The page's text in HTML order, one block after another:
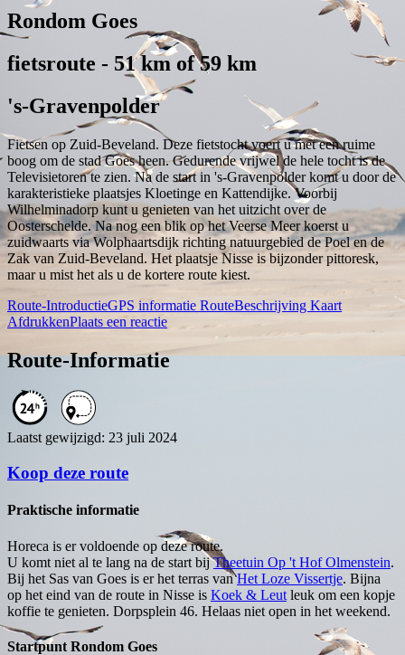
Rondom Goes
fietsroute - 51 km of 59 km
's-Gravenpolder
Fietsen op Zuid-Beveland. Deze fietstocht voert u met een ruime
boog om de stad Goes heen. Gedurende vrijwel de hele tocht is de
Televisietoren te zien. Na de start in 's-Gravenpolder komt u door de
karakteristieke plaatsjes Kloetinge en Kattendijke. Voorbij
Wilhelminadorp kunt u genieten van het uitzicht over de
Oosterschelde. Na nog een blik op het Veerse Meer koerst u
zuidwaarts via Wolphaartsdijk richting natuurgebied de Poel en de
Zak van Zuid-Beveland. Het plaatsje Nisse is bijzonder pittoresk,
maar u mist het als u de kortere route kiest.
Route-IntroductieGPS informatie RouteBeschrijving Kaart
AfdrukkenPlaats een reactie
Route-Informatie
Laatst gewijzigd: 23 juli 2024
Koop deze route
Praktische informatie
Horeca is er voldoende op deze route.
U komt niet al te lang na de start bijTheetuin Op 't Hof Olmenstein.
Bij het Sas van Goes is er het terras vanHet Loze Vissertje. Bijna
op het eind van de route in Nisse is Koek & Leut leuk om een kopje
koffie te genieten. Dorpsplein 46. Helaas niet open in het weekend.
Startpunt Rondom Goes